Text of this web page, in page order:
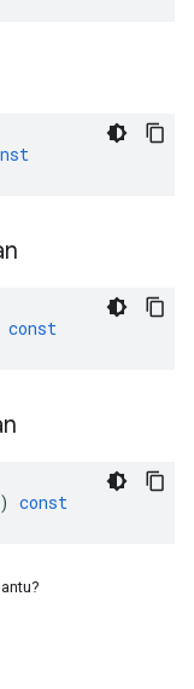
const
const